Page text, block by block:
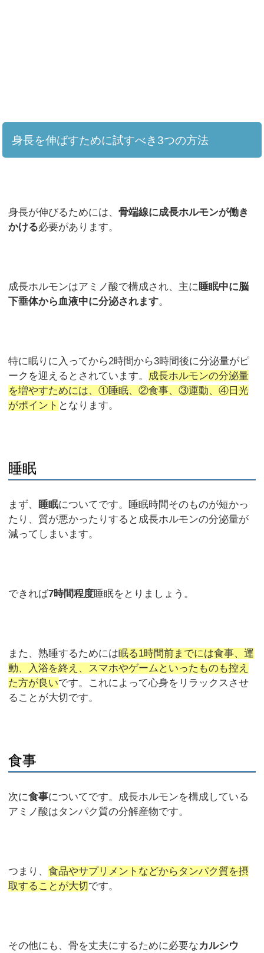
身長を伸ばすために試すべき3つの方法
身長が伸びるためには、骨端線に成長ホルモンが働き
かける必要があります。
成長ホルモンはアミノ酸で構成され、主に睡眠中に脳
下垂体から血液中に分泌されます。
特に眠りに入ってから2時間から3時間後に分泌量がピ
ークを迎えるとされています。 成長ホルモンの分泌量
を増やすためには、①睡眠、②食事、③運動、④日光
がポイント となります。
睡眠
まず、 睡眠についてです。睡眠時間そのものが短かっ
たり、質が悪かったりすると成長ホルモンの分泌量が
減ってしまいます。
できれば7時間程度睡眠をとりましょう。
また、熟睡するためには眠る1時間前までには食事、運
動、入浴を終え、スマホやゲームといったものも控え
た方が良いです。これによって心身をリラックスさせ
ることが大切です。
食事
次に食事についてです。成長ホルモンを構成している
アミノ酸はタンパク質の分解産物です。
つまり、食品やサプリメントなどからタンパク質を摂
取することが大切 です。
その他にも、骨を丈夫にするために必要なカルシウ